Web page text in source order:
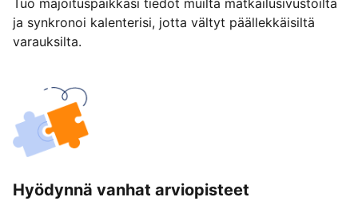
Tuo majoituspaikkasi tiedot muilta matkailusivustoilta
ja synkronoi kalenterisi, jotta vältyt päällekkäisiltä
varauksilta.
Hyödynnä vanhat arviopisteet